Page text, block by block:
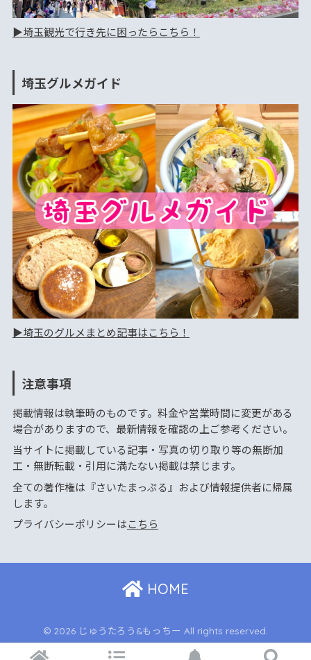
▶︎埼玉観光で行き先に困ったらこちら！
埼玉グルメガイド
▶︎埼玉のグルメまとめ記事はこちら！
注意事項
掲載情報は執筆時のものです。料金や営業時間に変更がある
場合がありますので、最新情報を確認の上ご参考ください。
当サイトに掲載している記事・写真の切り取り等の無断加
工・無断転載・引用に満たない掲載は禁じます。
全ての著作権は『さいたまっぷる』および情報提供者に帰属
します。
プライバシーポリシーはこちら
HOME
© 2026 じゅうたろう&もっちー All rights reserved.